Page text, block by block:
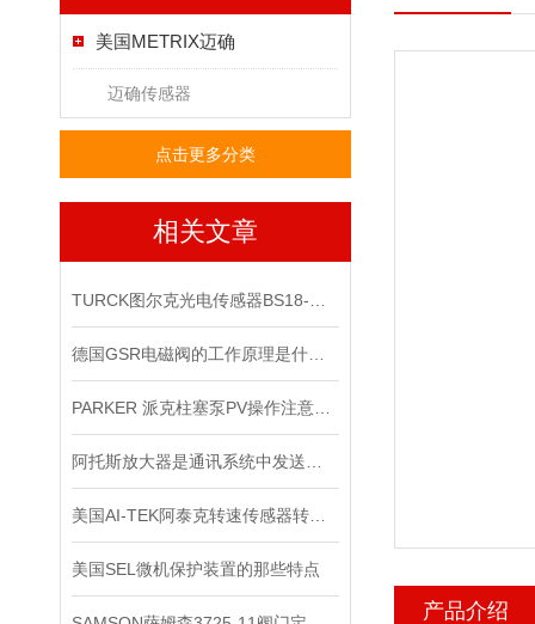
美国METRIX迈确
迈确传感器
点击更多分类
相关文章
美国SEL微机保护装置的那些特点
产品介绍